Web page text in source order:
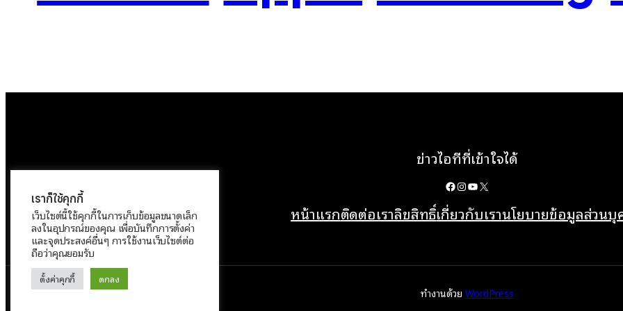
ข่าวไอทีที่เข้าใจได้
Facebook
Instagram
YouTube
X
หน้าแรกติดต่อเราลิขสิทธิ์เกี่ยวกับเรานโยบายข้อมูลส่วน
ทำงานด้วย WordPress
เราก็ใช้คุกกี้
เว็บไซต์นี้ใช้คุกกี้ในการเก็บข้อมูลขนาดเล็ก
ลงในอุปกรณ์ของคุณ เพื่อบันทึกการตั้งค่า
และจุดประสงค์อื่นๆ การใช้งานเว็บไซต์ต่อ
ถือว่าคุณยอมรับ
ตั้งค่าคุกกี้ ตกลง